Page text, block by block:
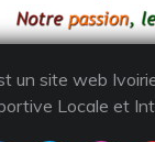
un site web
Locale et